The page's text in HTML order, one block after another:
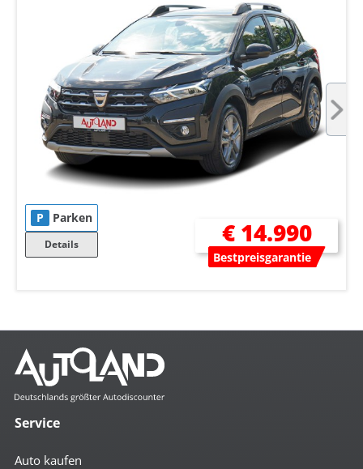
P Parken
Details € 14.990
Bestpreisgarantie
Service
Auto kaufen